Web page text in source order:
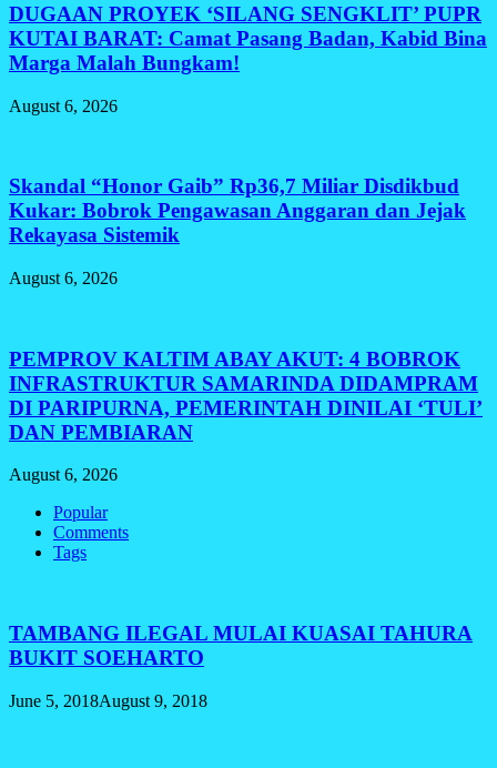
DUGAAN PROYEK ‘SILANG SENGKLIT’ PUPR
KUTAI BARAT: Camat Pasang Badan, Kabid Bina
Marga Malah Bungkam!
August 6, 2026
Skandal “Honor Gaib” Rp36,7 Miliar Disdikbud
Kukar: Bobrok Pengawasan Anggaran dan Jejak
Rekayasa Sistemik
August 6, 2026
PEMPROV KALTIM ABAY AKUT: 4 BOBROK
INFRASTRUKTUR SAMARINDA DIDAMPRAM
DI PARIPURNA, PEMERINTAH DINILAI ‘TULI’
DAN PEMBIARAN
August 6, 2026
Popular
Comments
Tags
TAMBANG ILEGAL MULAI KUASAI TAHURA
BUKIT SOEHARTO
June 5, 2018August 9, 2018